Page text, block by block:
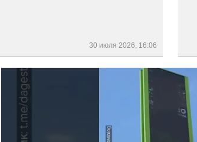
30 июля 2026, 16:06